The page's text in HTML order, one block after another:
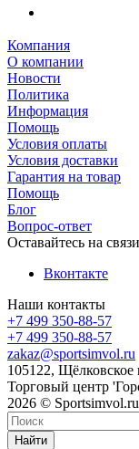
Компания
О компании
Новости
Политика
Информация
Помощь
Условия оплаты
Условия доставки
Гарантия на товар
Помощь
Блог
Вопрос-ответ
Оставайтесь на связи
Вконтакте
Наши контакты
+7 499 350-88-57
+7 499 350-88-57
zakaz@sportsimvol.ru
105122,
Торговый центр
2026 © Sportsimvol.ru
Найти